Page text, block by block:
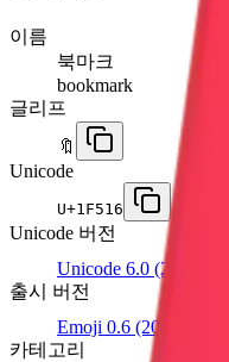
이름
북마크
bookmark
글리프
🔖
Unicode
U+1F516
Unicode 버전
Unicode 6.0 (2010)
출시 버전
Emoji 0.6 (2015)
카테고리